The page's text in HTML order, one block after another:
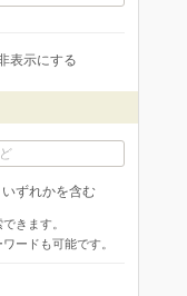
表示にする
いずれかを含む
きます。
ードも可能です。